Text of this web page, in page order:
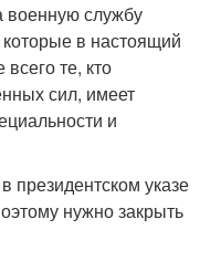
военную службу
которые в настоящий
те, кто
сил, имеет
и
президентском указе
нужно закрыть